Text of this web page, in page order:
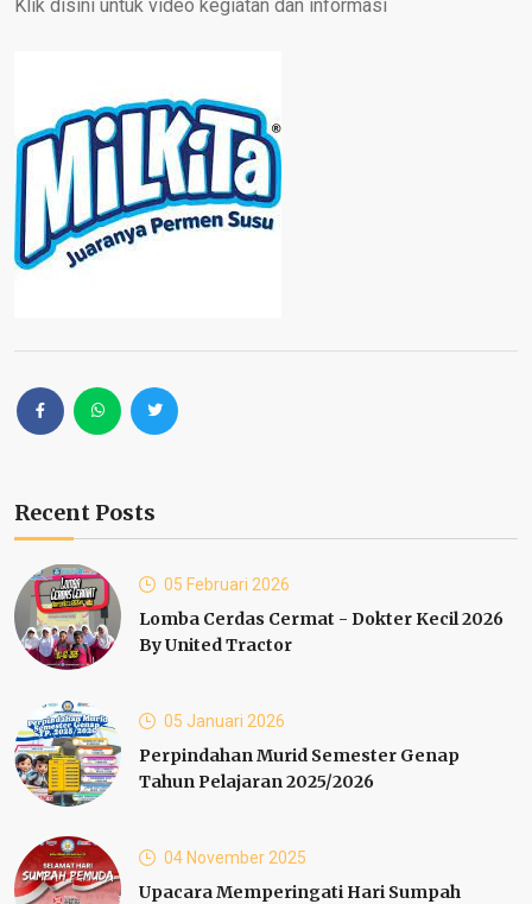
Klik disini untuk video kegiatan dan informasi
Recent Posts
05 Februari 2026
Lomba Cerdas Cermat - Dokter Kecil 2026
By United Tractor
05 Januari 2026
Perpindahan Murid Semester Genap
Tahun Pelajaran 2025/2026
04 November 2025
Upacara Memperingati Hari Sumpah